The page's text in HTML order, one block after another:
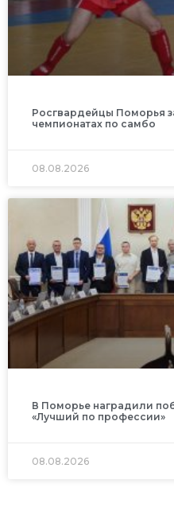
Росгвардейцы Поморья
чемпионатах по самбо
08.08.2026
В Поморье наградили
«Лучший по профессии»
08.08.2026